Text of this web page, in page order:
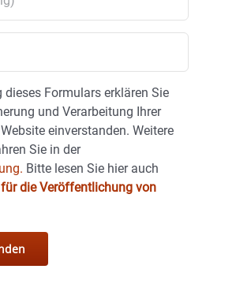
dieses Formulars erklären Sie
und Verarbeitung Ihrer
einverstanden. Weitere
Sie in der
Bitte lesen Sie hier auch
die Veröffentlichung von